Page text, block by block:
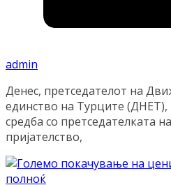
admin
Денес, претседателот на
единство на Турците (ДНЕТ),
средба со претседателката
пријателство,